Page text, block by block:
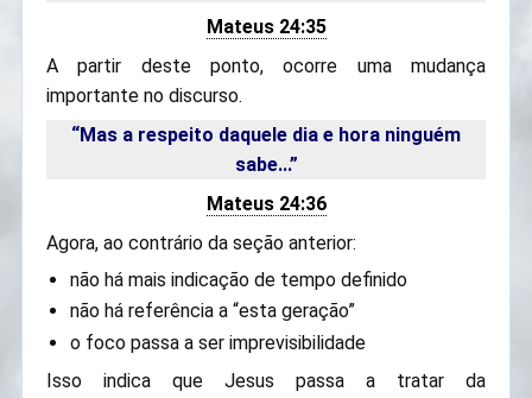
Mateus 24:35
A partir deste ponto, ocorre uma mudança
importante no discurso.
“Mas a respeito daquele dia e hora ninguém
sabe...”
Mateus 24:36
Agora, ao contrário da seção anterior:
não há mais indicação de tempo definido
não há referência a “esta geração”
o foco passa a ser imprevisibilidade
Isso indica que Jesus passa a tratar da